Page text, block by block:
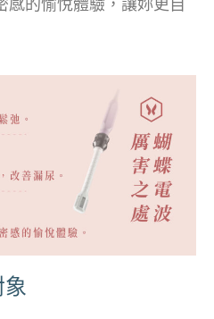
感的愉悅體驗，讓妳更自